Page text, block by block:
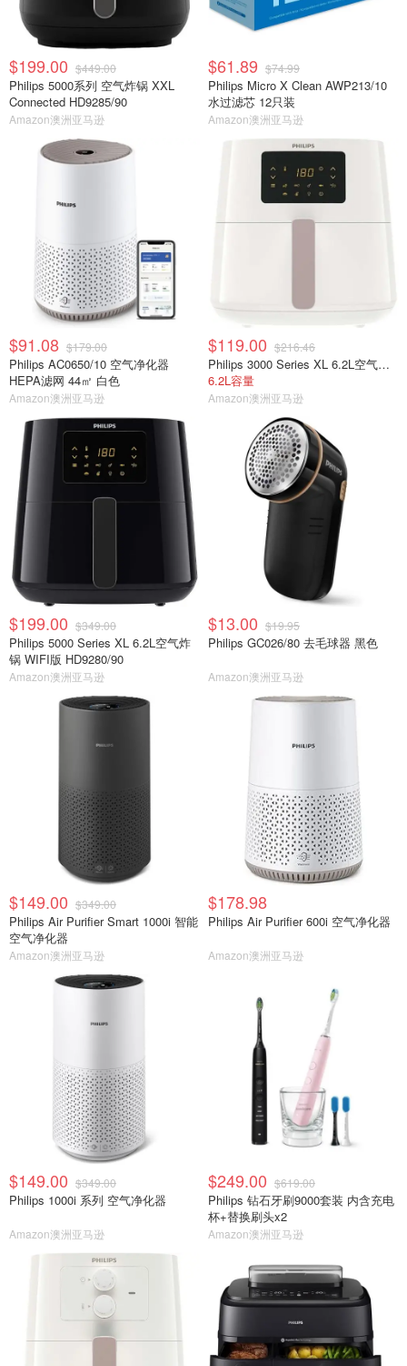
$199.00 $449.00
Philips 5000系列 空气炸锅 XXL
Connected HD9285/90
Amazon澳洲亚马逊
$61.89 $74.99
Philips Micro X Clean AWP213/10
水过滤芯 12只装
Amazon澳洲亚马逊
$91.08 $179.00
Philips AC0650/10 空气净化器
HEPA滤网 44㎡ 白色
Amazon澳洲亚马逊
$119.00 $216.46
Philips 3000 Series XL 6.2L空气炸锅HD9270/21
6.2L容量
Amazon澳洲亚马逊
$199.00 $349.00
Philips 5000 Series XL 6.2L空气炸
锅 WIFI版 HD9280/90
Amazon澳洲亚马逊
$13.00 $19.95
Philips GC026/80 去毛球器 黑色
Amazon澳洲亚马逊
$149.00 $349.00
Philips Air Purifier Smart 1000i 智能
空气净化器
Amazon澳洲亚马逊
$178.98
Philips Air Purifier 600i 空气净化器
Amazon澳洲亚马逊
$149.00 $349.00
Philips 1000i 系列 空气净化器
Amazon澳洲亚马逊
$249.00 $619.00
Philips 钻石牙刷9000套装 内含充电
杯+替换刷头x2
Amazon澳洲亚马逊